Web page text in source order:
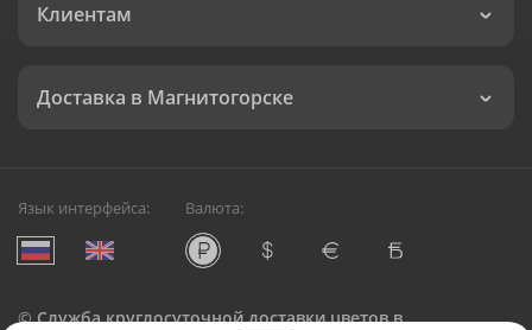
Клиентам
Доставка в Магнитогорске
Язык интерфейса: Валюта:
©Служба круглосуточной доставки цветов в